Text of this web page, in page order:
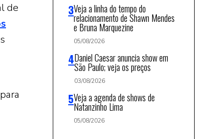
de
Veja a linha do tempo do
relacionamento de Shawn Mendes
e Bruna Marquezine
05/08/2026
Daniel Caesar anuncia show em
São Paulo; veja os preços
03/08/2026
Veja a agenda de shows de
Natanzinho Lima
05/08/2026